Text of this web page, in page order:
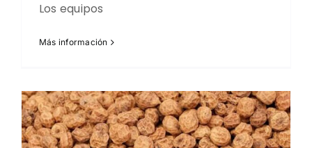
Los equipos
Más información